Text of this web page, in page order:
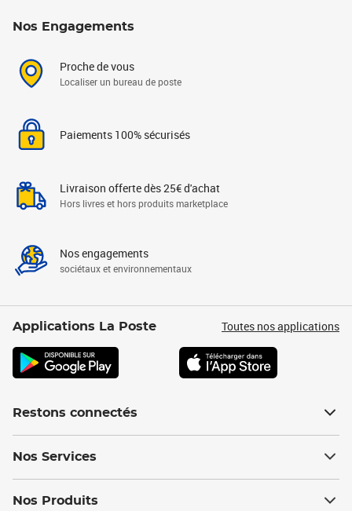
Nos Engagements
Proche de vous
Localiser un bureau de poste
Paiements 100% sécurisés
Livraison offerte dès 25€ d'achat
Hors livres et hors produits marketplace
Nos engagements
sociétaux et environnementaux
Applications La Poste Toutes nos applications
Restons connectés
Nos Services
Nos Produits